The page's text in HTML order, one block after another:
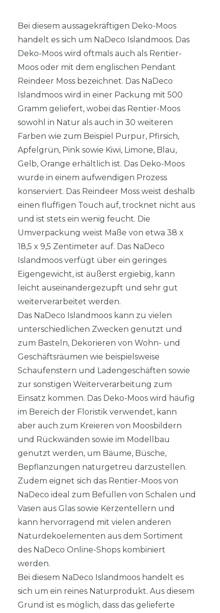
Bei diesem aussagekräftigen Deko-Moos
handelt es sich um NaDeco Islandmoos. Das
Deko-Moos wird oftmals auch als Rentier-
Moos oder mit dem englischen Pendant
Reindeer Moss bezeichnet. Das NaDeco
Islandmoos wird in einer Packung mit 500
Gramm geliefert, wobei das Rentier-Moos
sowohl in Natur als auch in 30 weiteren
Farben wie zum Beispiel Purpur, Pfirsich,
Apfelgrün, Pink sowie Kiwi, Limone, Blau,
Gelb, Orange erhältlich ist. Das Deko-Moos
wurde in einem aufwendigen Prozess
konserviert. Das Reindeer Moss weist deshalb
einen fluffigen Touch auf, trocknet nicht aus
und ist stets ein wenig feucht. Die
Umverpackung weist Maße von etwa 38 x
18,5 x 9,5 Zentimeter auf. Das NaDeco
Islandmoos verfügt über ein geringes
Eigengewicht, ist äußerst ergiebig, kann
leicht auseinandergezupft und sehr gut
weiterverarbeitet werden.
Das NaDeco Islandmoos kann zu vielen
unterschiedlichen Zwecken genutzt und
zum Basteln, Dekorieren von Wohn- und
Geschäftsräumen wie beispielsweise
Schaufenstern und Ladengeschäften sowie
zur sonstigen Weiterverarbeitung zum
Einsatz kommen. Das Deko-Moos wird häufig
im Bereich der Floristik verwendet, kann
aber auch zum Kreieren von Moosbildern
und Rückwänden sowie im Modellbau
genutzt werden, um Bäume, Büsche,
Bepflanzungen naturgetreu darzustellen.
Zudem eignet sich das Rentier-Moos von
NaDeco ideal zum Befüllen von Schalen und
Vasen aus Glas sowie Kerzentellern und
kann hervorragend mit vielen anderen
Naturdekoelementen aus dem Sortiment
des NaDeco Online-Shops kombiniert
werden.
Bei diesem NaDeco Islandmoos handelt es
sich um ein reines Naturprodukt. Aus diesem
Grund ist es möglich, dass das gelieferte